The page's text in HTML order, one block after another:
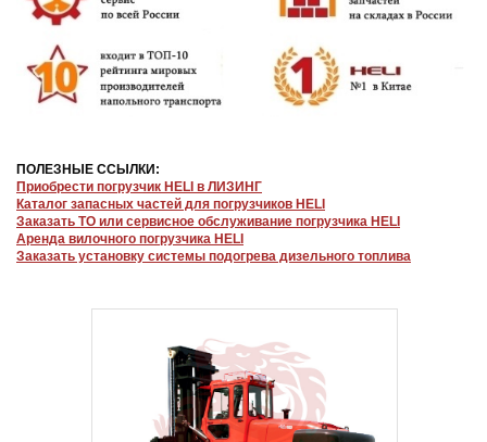
ПОЛЕЗНЫЕ ССЫЛКИ:
Приобрести погрузчик HELI в ЛИЗИНГ
Каталог запасных частей для погрузчиков HELI
Заказать ТО или сервисное обслуживание погрузчика HELI
Аренда вилочного погрузчика HELI
Заказать установку системы подогрева дизельного топлива